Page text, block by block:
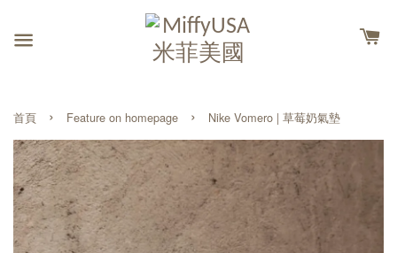
首頁 › Feature on homepage › Nike Vomero | 草莓奶氣墊